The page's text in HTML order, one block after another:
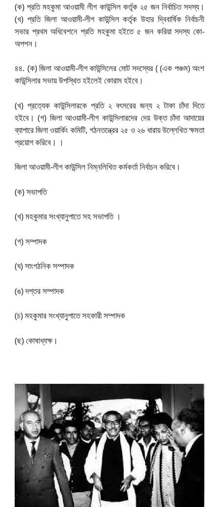
(ক) প্রতি মহকুমা আওয়ামী লীগ কাউন্সিল কর্তৃক ২৫ জন নির্বাচিত সদস্য।
(খ) প্রতি জিলা আওয়ামী-লীগ কাউন্সিল কর্তৃক উহার দ্বিবার্ষিক নির্বাচনী
সভার প্রথম অধিবেশনে প্রতি মহকুমা হইতে ৫ জন করিয়া সদস্য কো-
অপশন।
৪৪. (ক) জিলা আওয়ামী-লীগ কাউন্সিলের মোট সদস্যের ( (এক পঞ্চম) অংশ
কাউন্সিলার সভায় উপস্থিত হইলেই কোরাম হইবে।
(খ) প্রত্যেক কাউন্সিলারকে প্রতি ২ বৎসরের জন্য ২ টাকা চাঁদা দিতে
হইবে। (গ) জিলা আওয়ামী-লীগ কাউন্সিলারদের দেয় উক্ত চাঁদা আদায়ের
ব্যাপারে জিলা ওয়ার্কিং কমিটি, গঠনতন্ত্রের ২৫ ও ২৬ ধারায় উল্লেখিত ক্ষমতা
প্রয়োগ করিবে। ।
জিলা আওয়ামী-লীগ কাউন্সিল নিম্নলিখিত কর্মকর্তা নির্বাচন করিবে।
(ক) সভাপতি
(খ) মহকুমার সংখ্যানুপাতে সহ সভাপতি ।
(গ) সম্পাদক
(ঘ) সাংগঠনিক সম্পাদক
(ঙ) দপ্তর সম্পাদক
(চ) মহকুমার সংখ্যানুপাতে সহকারী সম্পাদক
(ছ) কোষাধ্যক্ষ।